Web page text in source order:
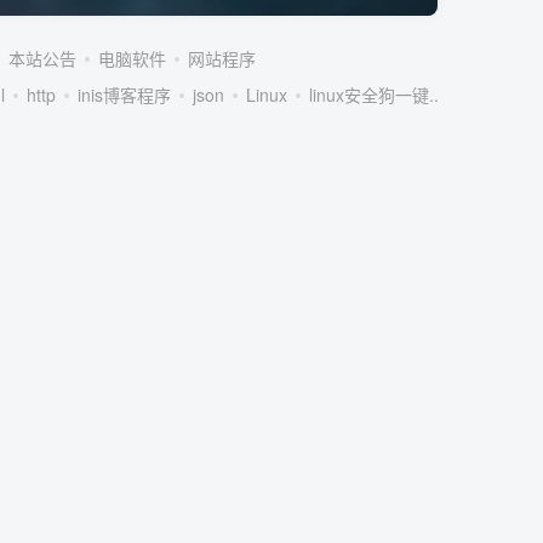
本站公告 电脑软件
网站程序
http inis博客程序 json Linux linux安全狗一键...